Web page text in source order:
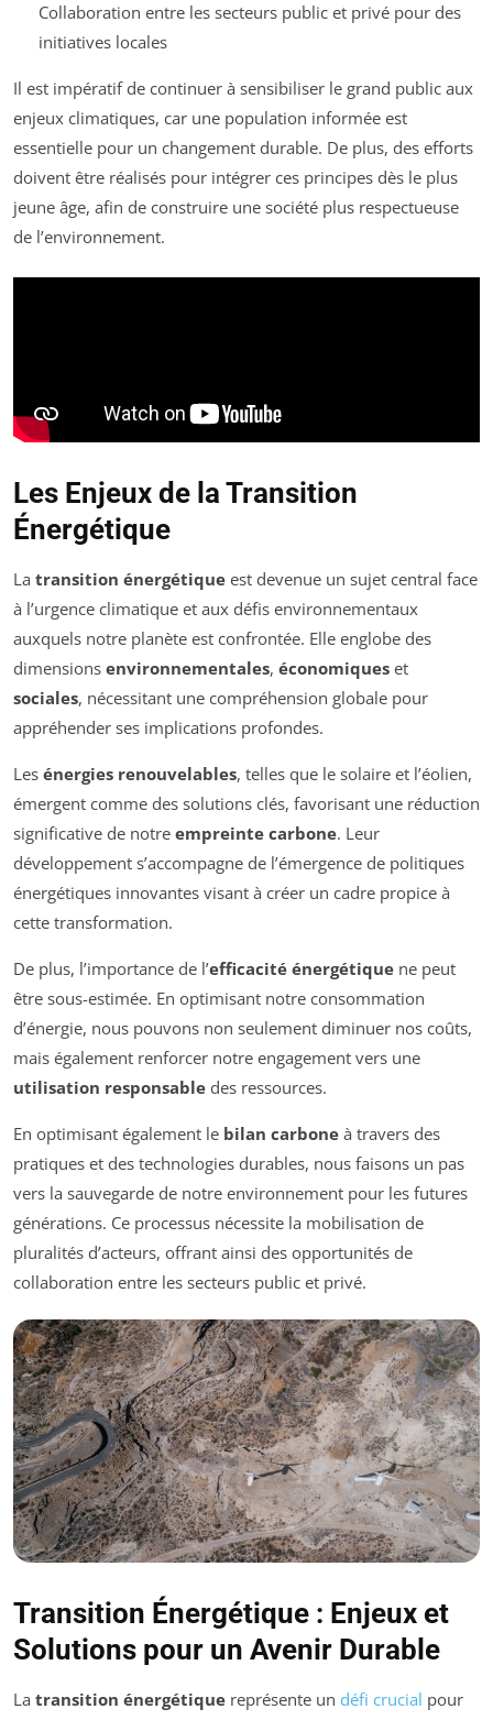
Collaboration entre les secteurs public et privé pour des
initiatives locales
Il est impératif de continuer à sensibiliser le grand public aux
enjeux climatiques, car une population informée est
essentielle pour un changement durable. De plus, des efforts
doivent être réalisés pour intégrer ces principes dès le plus
jeune âge, afin de construire une société plus respectueuse
de l’environnement.
Les Enjeux de la Transition
Énergétique
La transition énergétique est devenue un sujet central face
à l’urgence climatique et aux défis environnementaux
auxquels notre planète est confrontée. Elle englobe des
dimensions environnementales, économiques et
sociales, nécessitant une compréhension globale pour
appréhender ses implications profondes.
Les énergies renouvelables, telles que le solaire et l’éolien,
émergent comme des solutions clés, favorisant une réduction
significative de notre empreinte carbone. Leur
développement s’accompagne de l’émergence de politiques
énergétiques innovantes visant à créer un cadre propice à
cette transformation.
De plus, l’importance de l’efficacité énergétique ne peut
être sous-estimée. En optimisant notre consommation
d’énergie, nous pouvons non seulement diminuer nos coûts,
mais également renforcer notre engagement vers une
utilisation responsable des ressources.
En optimisant également le bilan carbone à travers des
pratiques et des technologies durables, nous faisons un pas
vers la sauvegarde de notre environnement pour les futures
générations. Ce processus nécessite la mobilisation de
pluralités d’acteurs, offrant ainsi des opportunités de
collaboration entre les secteurs public et privé.
Transition Énergétique : Enjeux et
Solutions pour un Avenir Durable
La transition énergétique représente un défi crucial pour